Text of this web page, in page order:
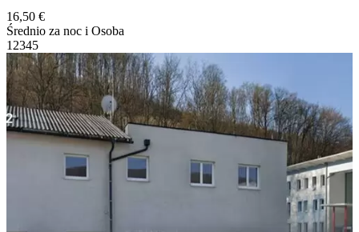
16,50 €
Średnio za noc i Osoba
1 2345